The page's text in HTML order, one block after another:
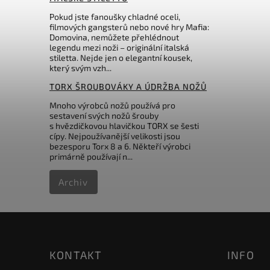
Pokud jste fanoušky chladné oceli,
filmových gangsterů nebo nové hry Mafia:
Domovina, nemůžete přehlédnout
legendu mezi noži – originální italská
stiletta. Nejde jen o elegantní kousek,
který svým vzh...
TORX ŠROUBOVÁKY A ÚDRŽBA NOŽŮ
Mnoho výrobců nožů používá pro
sestavení svých nožů šrouby
s hvězdičkovou hlavičkou TORX se šesti
cípy. Nejpoužívanější velikosti jsou
bezesporu Torx 8 a 6. Někteří výrobci
primárně používají n...
Archiv
KONTAKT INFO